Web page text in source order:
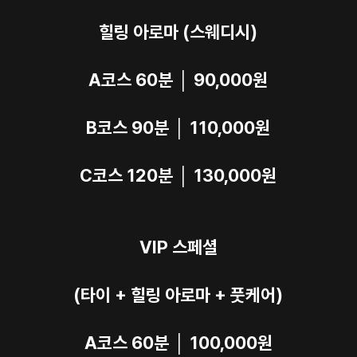
힐링 아로마 (스웨디시)
A코스 60분 │ 90,000원
B코스 90분 │ 110,000원
C코스 120분 │ 130,000원
VIP 스페셜
(타이 + 힐링 아로마 + 풋케어)
A코스 60분 │ 100,000원